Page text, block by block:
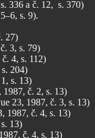
336 a č. 12, s. 370)
s. 9).
27)
3, s. 79)
4, s. 112)
204)
s. 13)
1987, č. 2, s. 13)
23, 1987, č. 3, s. 13)
1987, č. 4, s. 13)
13)
č. 4, s. 13)